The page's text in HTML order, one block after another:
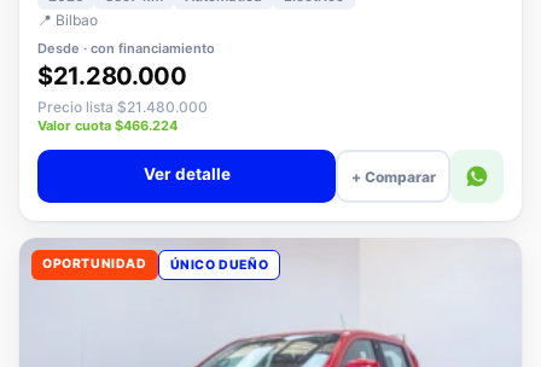
2026
📍 Bilbao
Desde · con financiamiento
$21.280.000
Precio lista $21.480.000
Valor cuota $466.224
+ Comparar
OPORTUNIDAD